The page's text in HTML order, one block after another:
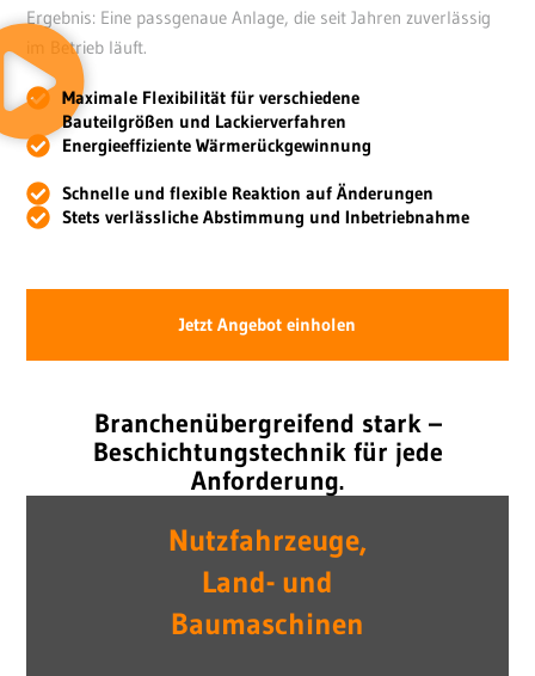
Ergebnis: Eine passgenaue Anlage, die seit Jahren zuverlässig
im Betrieb läuft.
Maximale Flexibilität für verschiedene
Bauteilgrößen und Lackierverfahren
Energieeffiziente Wärmerückgewinnung
Schnelle und flexible Reaktion auf Änderungen
Stets verlässliche Abstimmung und Inbetriebnahme
Jetzt Angebot einholen
Branchenübergreifend stark –
Beschichtungstechnik für jede
Anforderung.
Nutzfahrzeuge,
Land- und
Baumaschinen